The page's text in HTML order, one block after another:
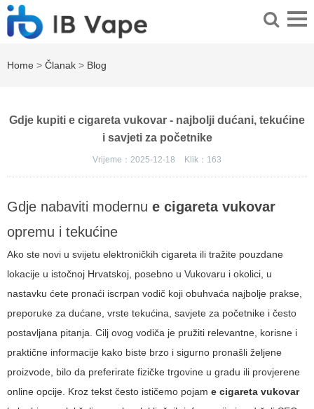
Home > Članak > Blog
Gdje kupiti e cigareta vukovar - najbolji dućani, tekućine
i savjeti za početnike
Vrijeme：2025-12-18 Klik： 163
Gdje nabaviti modernu e cigareta vukovar
opremu i tekućine
Ako ste novi u svijetu elektroničkih cigareta ili tražite pouzdane
lokacije u istočnoj Hrvatskoj, posebno u Vukovaru i okolici, u
nastavku ćete pronaći iscrpan vodič koji obuhvaća najbolje prakse,
preporuke za dućane, vrste tekućina, savjete za početnike i često
postavljana pitanja. Cilj ovog vodiča je pružiti relevantne, korisne i
praktične informacije kako biste brzo i sigurno pronašli željene
proizvode, bilo da preferirate fizičke trgovine u gradu ili provjerene
online opcije. Kroz tekst često ističemo pojam e cigareta vukovar